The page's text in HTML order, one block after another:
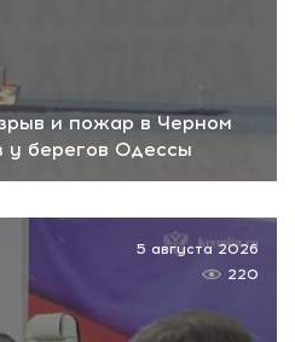
и пожар в Черном
у берегов Одессы
5 августа 2026
220